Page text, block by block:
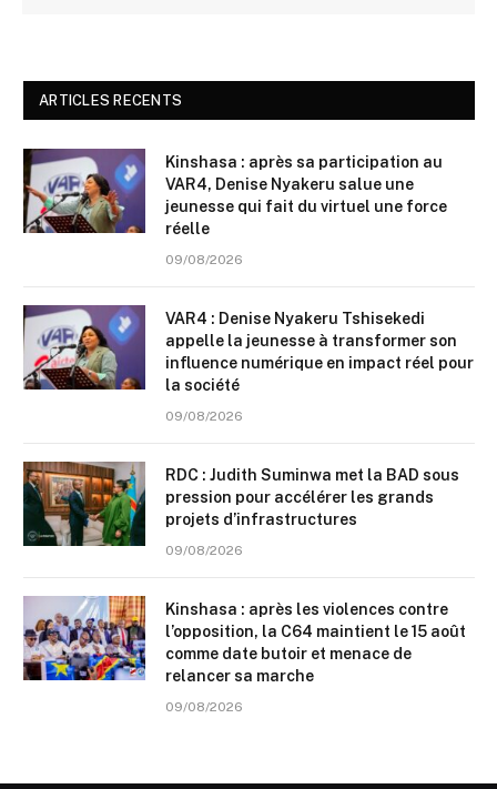
ARTICLES RECENTS
Kinshasa : après sa participation au
VAR4, Denise Nyakeru salue une
jeunesse qui fait du virtuel une force
réelle
09/08/2026
VAR4 : Denise Nyakeru Tshisekedi
appelle la jeunesse à transformer son
influence numérique en impact réel pour
la société
09/08/2026
RDC : Judith Suminwa met la BAD sous
pression pour accélérer les grands
projets d’infrastructures
09/08/2026
Kinshasa : après les violences contre
l’opposition, la C64 maintient le 15 août
comme date butoir et menace de
relancer sa marche
09/08/2026